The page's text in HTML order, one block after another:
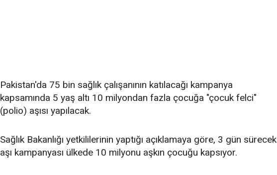
Pakistan'da 75 bin sağlık çalışanının katılacağı kampanya
kapsamında 5 yaş altı 10 milyondan fazla çocuğa "çocuk felci"
(polio) aşısı yapılacak.
Sağlık Bakanlığı yetkililerinin yaptığı açıklamaya göre, 3 gün sürecek
aşı kampanyası ülkede 10 milyonu aşkın çocuğu kapsıyor.